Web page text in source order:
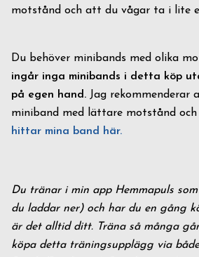
motstånd och att du vågar ta i lite
Du behöver minibands med olika
ingår inga minibands i detta köp
på egen hand. Jag rekommenderar
miniband med lättare motstånd
hittar mina band här.
Du tränar i min app Hemmapuls
du laddar ner) och har du en gång
är det alltid ditt. Träna så många
köpa detta träningsupplägg via